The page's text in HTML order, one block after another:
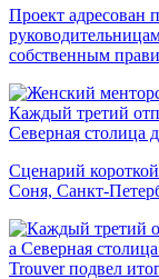
Проект адресован
собственным
Каждый третий
Северная столица
Сценарий короткой
Соня, Санкт-
Trouver подвел